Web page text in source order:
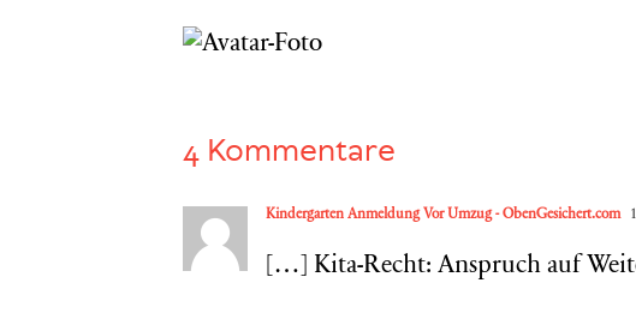
4 Kommentare
Kindergarten Anmeldung Vor Umzug - ObenGesichert.com
[…] Kita-Recht: Anspruch auf